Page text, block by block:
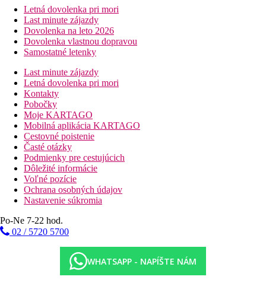
Letná dovolenka pri mori
Last minute zájazdy
Dovolenka na leto 2026
Dovolenka vlastnou dopravou
Samostatné letenky
Last minute zájazdy
Letná dovolenka pri mori
Kontakty
Pobočky
Moje KARTAGO
Mobilná aplikácia KARTAGO
Cestovné poistenie
Časté otázky
Podmienky pre cestujúcich
Dôležité informácie
Voľné pozície
Ochrana osobných údajov
Nastavenie súkromia
Po-Ne 7-22 hod.
02 / 5720 5700
WHATSAPP - NAPÍŠTE NÁM